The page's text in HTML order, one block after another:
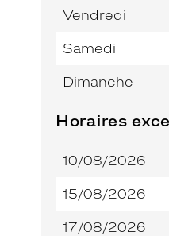
Vendredi
Samedi
Dimanche
Horaires
10/08/2026
15/08/2026
17/08/2026